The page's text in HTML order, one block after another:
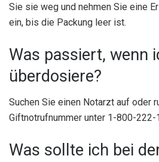
Sie sie weg und nehmen Sie eine
ein, bis die Packung leer ist.
Was passiert, wenn
überdosiere?
Suchen Sie einen Notarzt auf oder
Giftnotrufnummer unter 1-800-222-
Was sollte ich bei